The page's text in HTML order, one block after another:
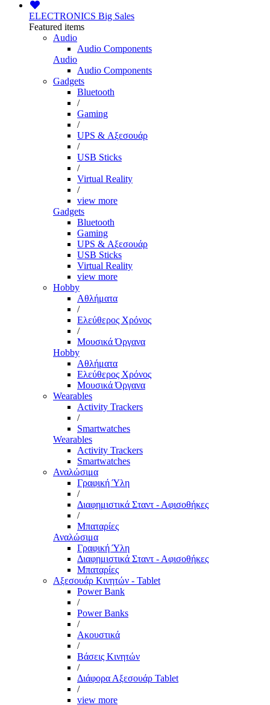
ELECTRONICS Big Sales
Featured items
Audio
Audio Components
Audio
Audio Components
Gadgets
Bluetooth
/
Gaming
/
UPS & Αξεσουάρ
/
USB Sticks
/
Virtual Reality
/
view more
Gadgets
Bluetooth
Gaming
UPS & Αξεσουάρ
USB Sticks
Virtual Reality
view more
Hobby
Αθλήματα
/
Ελεύθερος Χρόνος
/
Μουσικά Όργανα
Hobby
Αθλήματα
Ελεύθερος Χρόνος
Μουσικά Όργανα
Wearables
Activity Trackers
/
Smartwatches
Wearables
Activity Trackers
Smartwatches
Αναλώσιμα
Γραφική Ύλη
/
Διαφημιστικά Σταντ - Αφισοθήκες
/
Μπαταρίες
Αναλώσιμα
Γραφική Ύλη
Διαφημιστικά Σταντ - Αφισοθήκες
Μπαταρίες
Αξεσουάρ Κινητών - Tablet
Power Bank
/
Power Banks
/
Ακουστικά
/
Βάσεις Κινητών
/
Διάφορα Αξεσουάρ Tablet
/
view more